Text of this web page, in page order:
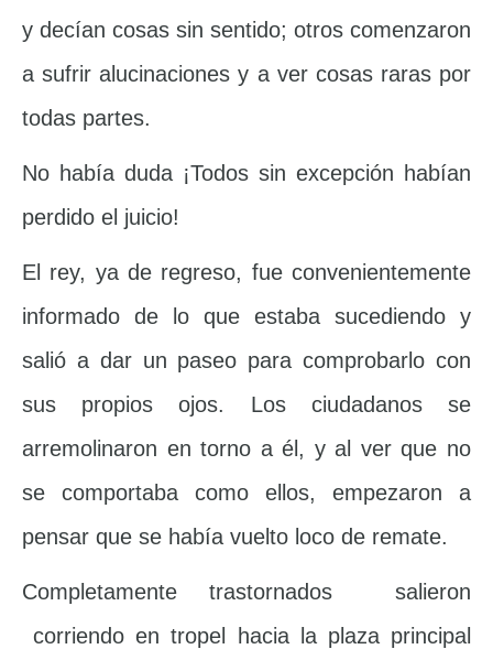
y decían cosas sin sentido; otros comenzaron
a sufrir alucinaciones y a ver cosas raras por
todas partes.
No había duda ¡Todos sin excepción habían
perdido el juicio!
El rey, ya de regreso, fue convenientemente
informado de lo que estaba sucediendo y
salió a dar un paseo para comprobarlo con
sus propios ojos. Los ciudadanos se
arremolinaron en torno a él, y al ver que no
se comportaba como ellos, empezaron a
pensar que se había vuelto loco de remate.
Completamente trastornados salieron
corriendo en tropel hacia la plaza principal